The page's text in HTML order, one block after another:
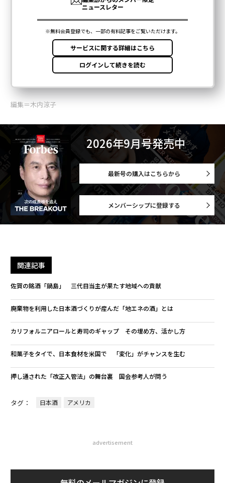
編集＝木内涼子
2026年9月号発売中
最新号の購入はこちらから
メンバーシップに登録する
関連記事
佐賀の銘酒「鍋島」 三代目当主が果たす地域への貢献
廃棄物を利用した日本酒づくりが産んだ「地エネの酒」とは
カリフォルニアロールと寿司のギャップ その埋め方、活かし方
和菓子をタイで、日本食材を米国で 「変化」がチャンスを生む
押し通された「改正入管法」の舞台裏 国会参考人が問う
タグ： 日本酒 アメリカ
advertisement